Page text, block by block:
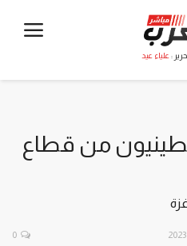
: علياء عيد
من قطاع
0